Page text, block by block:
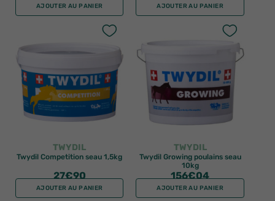
AJOUTER AU PANIER AJOUTER AU PANIER
TWYDIL
Twydil Competition seau 1,5kg
27€90
AJOUTER AU PANIER
TWYDIL
Twydil Growing poulains seau
10kg
156€04
AJOUTER AU PANIER